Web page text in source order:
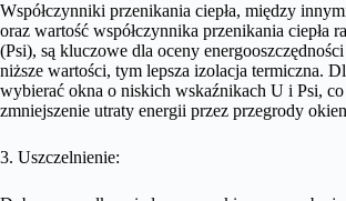
Współczynniki przenikania ciepła, między
oraz wartość współczynnika przenikania ciepła
(Psi), są kluczowe dla oceny
niższe wartości, tym lepsza izolacja termiczna.
wybierać okna o niskich wskaźnikach U i Psi,
zmniejszenie utraty energii przez przegrody
3. Uszczelnienie: